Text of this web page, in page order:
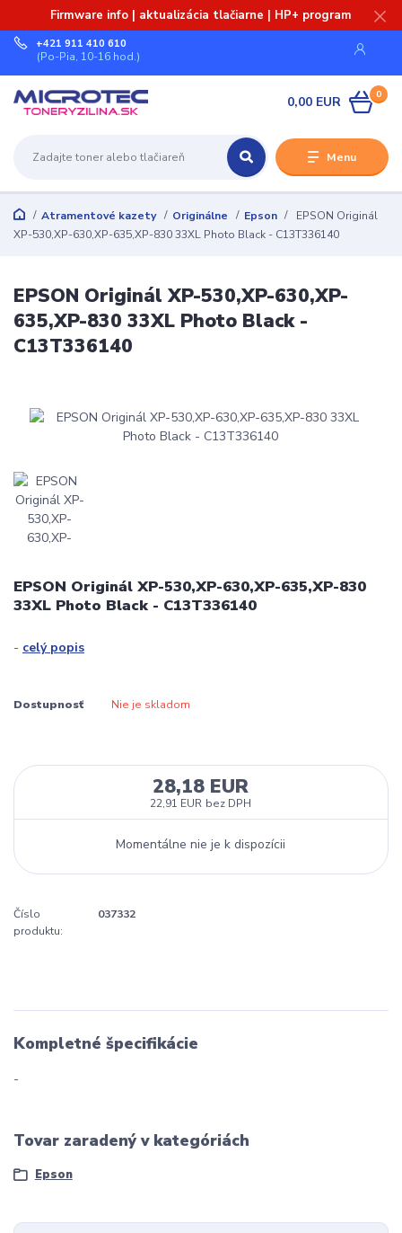
Firmware info | aktualizácia tlačiarne | HP+ program
Menu
+421 911 410 610
(Po-Pia, 10-16 hod.)
0
0,00 EUR
Atramentové kazety Originálne Epson
EPSON Originál
XP-530,XP-630,XP-635,XP-830 33XL Photo Black - C13T336140
EPSON Originál XP-530,XP-630,XP-
635,XP-830 33XL Photo Black -
C13T336140
EPSON Originál XP-530,XP-630,XP-635,XP-830
33XL Photo Black - C13T336140
- celý popis
Dostupnosť Nie je skladom
28,18 EUR
22,91 EUR bez DPH
Momentálne nie je k dispozícii
Číslo
produktu:
037332
Kompletné špecifikácie
-
Tovar zaradený v kategóriách
Epson